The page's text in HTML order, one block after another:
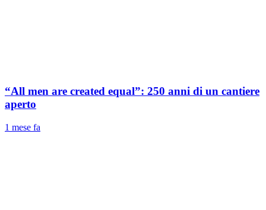
“All men are created equal”: 250 anni di un cantiere
aperto
1 mese fa